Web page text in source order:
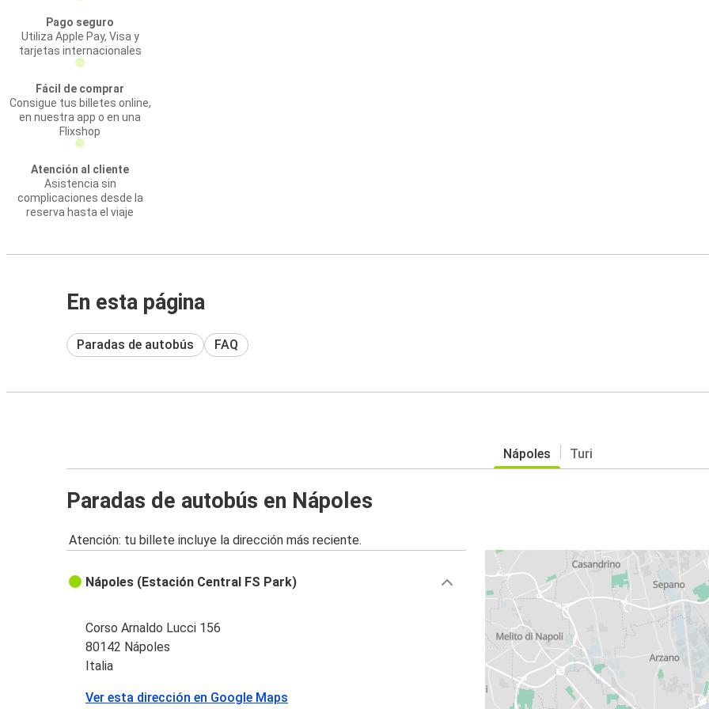
Pago seguro
Utiliza Apple Pay, Visa y
tarjetas internacionales
Fácil de comprar
Consigue tus billetes online,
en nuestra app o en una
Flixshop
Atención al cliente
Asistencia sin
complicaciones desde la
reserva hasta el viaje
En esta página
Paradas de autobús FAQ
Nápoles Turi
Paradas de autobús en Nápoles
Atención: tu billete incluye la dirección más reciente.
Nápoles (Estación Central FS Park)
Corso Arnaldo Lucci 156
80142 Nápoles
Italia
Ver esta dirección en Google Maps